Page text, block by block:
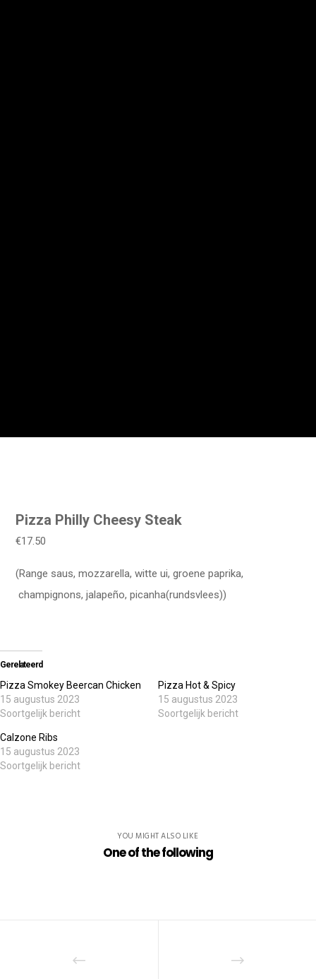
Pizza Philly Cheesy Steak
€17.50
(Range saus, mozzarella, witte ui, groene paprika,
champignons, jalapeño, picanha(rundsvlees))
Gerelateerd
Pizza Smokey Beercan Chicken
15 augustus 2023
Soortgelijk bericht
Pizza Hot & Spicy
15 augustus 2023
Soortgelijk bericht
Calzone Ribs
15 augustus 2023
Soortgelijk bericht
YOU MIGHT ALSO LIKE
One of the following